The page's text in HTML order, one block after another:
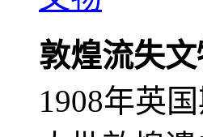
敦煌流失
1908年英